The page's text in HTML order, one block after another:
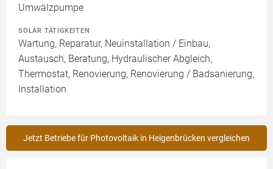
Umwälzpumpe
SOLAR TÄTIGKEITEN
Wartung, Reparatur, Neuinstallation / Einbau,
Austausch, Beratung, Hydraulischer Abgleich,
Thermostat, Renovierung, Renovierung / Badsanierung,
Installation
Jetzt Betriebe für Photovoltaik in Heigenbrücken vergleichen